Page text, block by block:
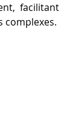
facilitant
complexes.